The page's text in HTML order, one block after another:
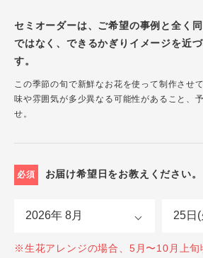
セミオーダーは、ご希望の事例と全く
ではなく、できるかぎりイメージを近
す。
この季節の旬で新鮮なお花を使って制作させ
味や雰囲気が多少異なる可能性があること、
せ。
必須 お届け希望日をお教えください。
※生花アレンジの場合、5月〜10月上旬